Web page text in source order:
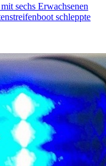
sechs Erwachsenen
schleppte